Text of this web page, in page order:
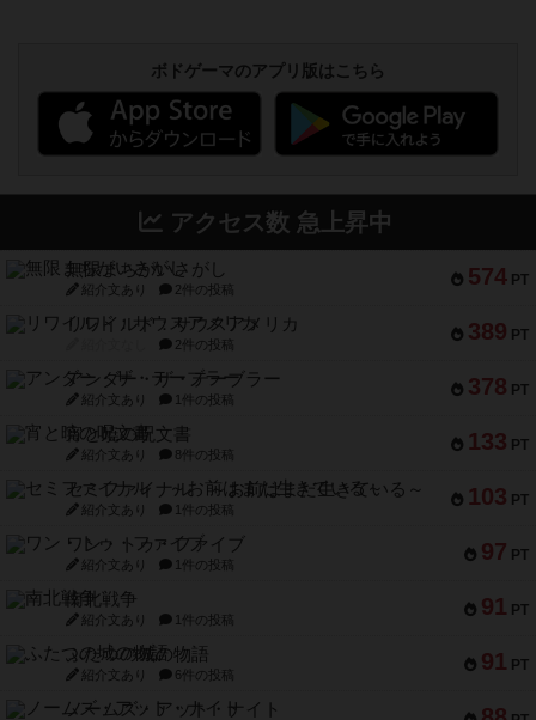
アクセス数 急上昇中
574 PT
389 PT
リワイルド：サウスアメリカ
アンダー・ザ・テーブラー
紹介文あり
宵と暁の呪文書
紹介文あり 8件の投稿
セミファイナル ～お前はまだ生きている～
紹介文あり
ワン・トゥ・ファイブ
紹介文あり 1件の投稿
南北戦争
1件の投稿
ふたつの城の物語
紹介文あり
ノームズ・アット・ナイト
紹介文なし 1件の投稿
マーリン
6件の投稿